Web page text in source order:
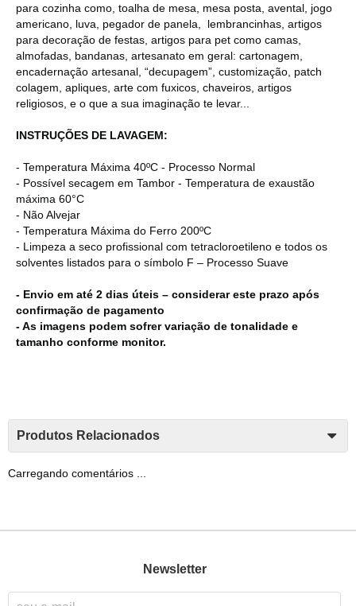
para cozinha como, toalha de mesa, mesa posta, avental, jogo
americano, luva, pegador de panela, lembrancinhas, artigos
para decoração de festas, artigos para pet como camas,
almofadas, bandanas, artesanato em geral: cartonagem,
encadernação artesanal, “decupagem”, customização, patch
colagem, apliques, arte com fuxicos, chaveiros, artigos
religiosos, e o que a sua imaginação te levar...
INSTRUÇÕES DE LAVAGEM:
- Temperatura Máxima 40ºC - Processo Normal
- Possível secagem em Tambor - Temperatura de exaustão
máxima 60°C
- Não Alvejar
- Temperatura Máxima do Ferro 200ºC
- Limpeza a seco profissional com tetracloroetileno e todos os
solventes listados para o símbolo F – Processo Suave
- Envio em até 2 dias úteis – considerar este prazo após
confirmação de pagamento
- As imagens podem sofrer variação de tonalidade e
tamanho conforme monitor.
Produtos Relacionados
Carregando comentários ...
Newsletter